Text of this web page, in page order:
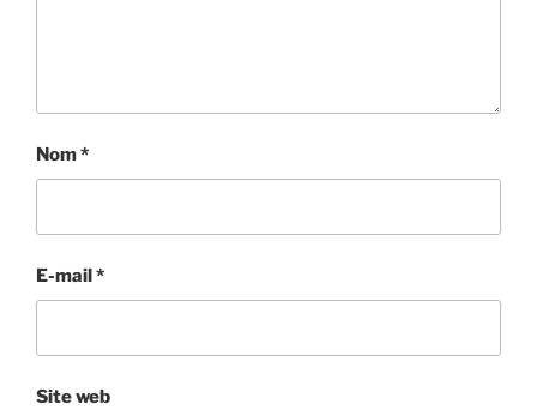
Nom*
E-mail*
Site web